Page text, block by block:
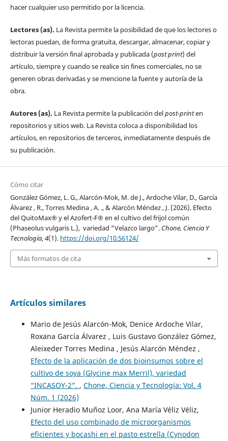
hacer cualquier uso permitido por la licencia.
Lectores (as). La Revista permite la posibilidad de que los lectores o
lectoras puedan, de forma gratuita, descargar, almacenar, copiar y
distribuir la versión final aprobada y publicada (post print) del
artículo, siempre y cuando se realice sin fines comerciales, no se
generen obras derivadas y se mencione la fuente y autoría de la
obra.
Autores (as). La Revista permite la publicación delpost-printen
repositorios y sitios web. La Revista coloca a disponibilidad los
artículos, en repositorios de terceros, inmediatamente después de
su publicación.
Cómo citar
González Gómez, L. G., Alarcón-Mok, M. de J., Ardoche Vilar, D., García
Álvarez , R., Torres Medina , A. ., & Alarcón Méndez , J. (2026). Efecto
del QuitoMax® y el Azofert-F® en el cultivo del frijol común
(Phaseolus vulgaris L.), variedad “Velazco largo”. Chone, Ciencia Y
Tecnología,4(1). https://doi.org/10.56124/
Más formatos de cita
Artículos similares
Mario de Jesús Alarcón-Mok, Denice Ardoche Vilar,
Roxana García Álvarez , Luis Gustavo González Gómez,
Aleixeder Torres Medina , Jesús Alarcón Méndez ,
Efecto de la aplicación de dos bioinsumos sobre el
cultivo de soya (Glycine max Merril), variedad
“INCASOY-2”. , Chone, Ciencia y Tecnología: Vol. 4
Núm. 1 (2026)
Junior Heradio Muñoz Loor, Ana María Véliz Véliz,
Efecto del uso combinado de microorganismos
eficientes y bocashi en el pasto estrella (Cynodon